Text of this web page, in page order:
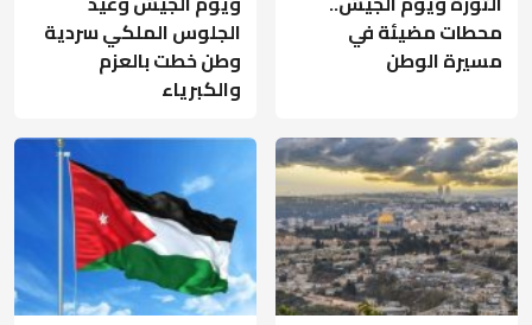
محطات مضيئة في
مسيرة الوطن
الجلوس الملكي سردية
وطن خطت بالعزم
والكبرياء